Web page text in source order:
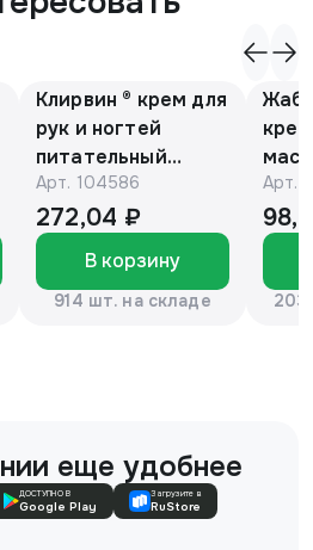
Клирвин ® крем для
рук и ногтей
питательный
против
гиперпигментации
для осветления
кожи 75 г
Арт. 104586
272,04 ₽
В корзину
914 шт. на складе
Арт.
еще удобнее
ДОСТУПНО В
Google Play
Загрузите в
RuStore